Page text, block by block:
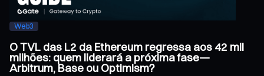
Web3
O TVL das L2 da Ethereum regressa aos 42 mil
milhões: quem liderará a próxima fase—
Arbitrum, Base ou Optimism?